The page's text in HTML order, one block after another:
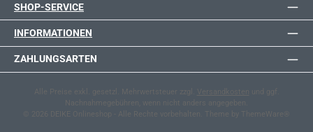
SHOP-SERVICE
INFORMATIONEN
ZAHLUNGSARTEN
Alle Preise exkl. gesetzl. Mehrwertsteuer zzgl. Versandkosten
und ggf.
Nachnahmegebühren, wenn nicht anders angegeben.
© 2026 DEIKE Onlineshop - Alle Rechte vorbehalten. Theme by ThemeWare®